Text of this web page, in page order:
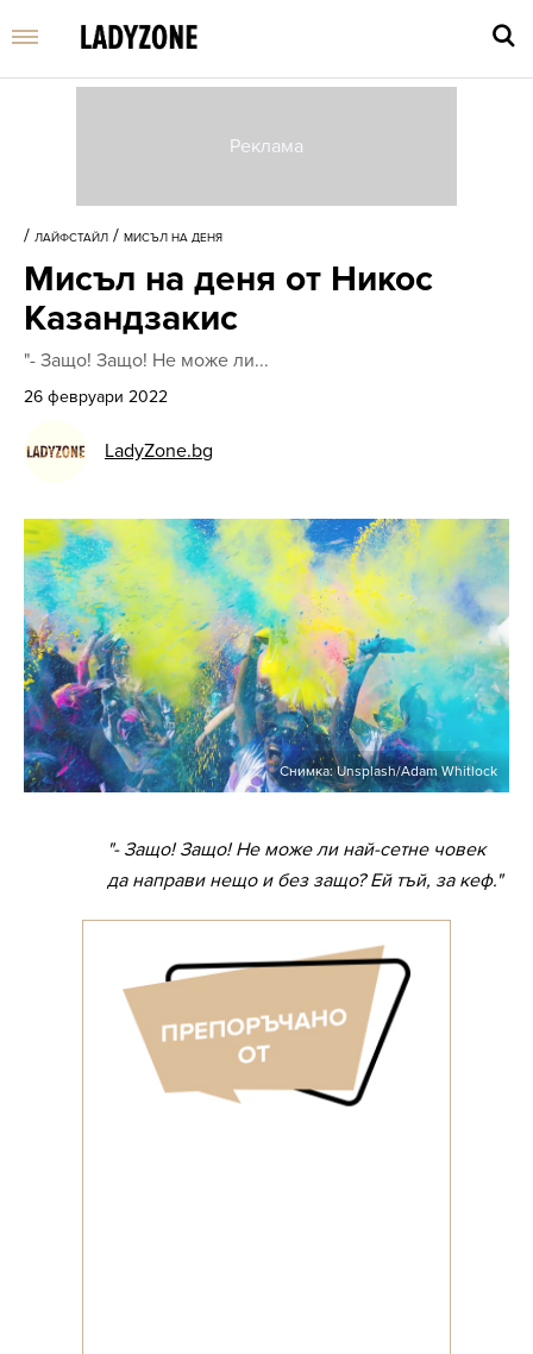
/ ЛАЙФСТАЙЛ / МИСЪЛ НА ДЕНЯ
Мисъл на деня от Никос
Казандзакис
"- Защо! Защо! Не може ли...
26 февруари 2022
LadyZone.bg
Снимка: Unsplash/Adam Whitlock
"- Защо! Защо! Не може ли най-сетне човек
да направи нещо и без защо? Ей тъй, за кеф."